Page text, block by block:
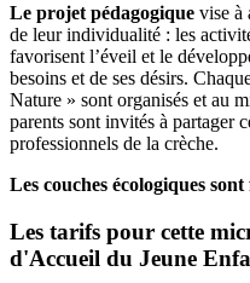
Le projet pédagogique vise à
de leur individualité : les
favorisent l’éveil et le
besoins et de ses désirs.
Nature » sont organisés et au
parents sont invités à partager
professionnels de la crèche.
Les couches écologiques
Les tarifs pour cette
d'Accueil du Jeune